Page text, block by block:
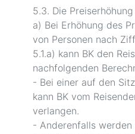
5.3. Die
a) Bei Erhöhung des
von Personen nach
5.1.a) kann BK den
nachfolgenden
- Bei einer auf den
kann BK vom
verlangen.
- Anderenfalls werden